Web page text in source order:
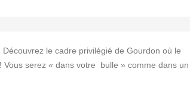
le cadre privilégié de Gourdon où le
serez « dans votre bulle » comme dans un